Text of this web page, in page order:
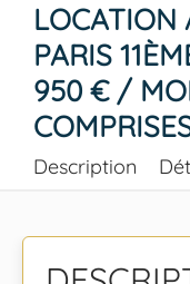
LOCATION
PARIS
950 € /
Description